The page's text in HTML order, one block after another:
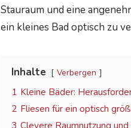
Stauraum und eine
ein kleines Bad optisch zu
Inhalte Verbergen
1 Kleine Bäder:
2 Fliesen für ein optisch
3 Clevere Raumnutzung